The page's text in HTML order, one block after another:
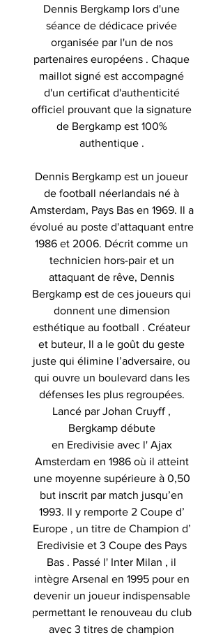
Dennis Bergkamp lors d'une
séance de dédicace privée
organisée par l'un de nos
partenaires européens . Chaque
maillot signé est accompagné
d'un certificat d'authenticité
officiel prouvant que la signature
de Bergkamp est 100%
authentique .
Dennis Bergkamp est un joueur
de football néerlandais né à
Amsterdam, Pays Bas en 1969. Il a
évolué au poste d'attaquant entre
1986 et 2006. Décrit comme un
technicien hors-pair et un
attaquant de rêve, Dennis
Bergkamp est de ces joueurs qui
donnent une dimension
esthétique au football . Créateur
et buteur, Il a le goût du geste
juste qui élimine l’adversaire, ou
qui ouvre un boulevard dans les
défenses les plus regroupées.
Lancé par Johan Cruyff ,
Bergkamp débute
en Eredivisie avec l' Ajax
Amsterdam en 1986 où il atteint
une moyenne supérieure à 0,50
but inscrit par match jusqu’en
1993. Il y remporte 2 Coupe d’
Europe , un titre de Champion d’
Eredivisie et 3 Coupe des Pays
Bas . Passé l' Inter Milan , il
intègre Arsenal en 1995 pour en
devenir un joueur indispensable
permettant le renouveau du club
avec 3 titres de champion